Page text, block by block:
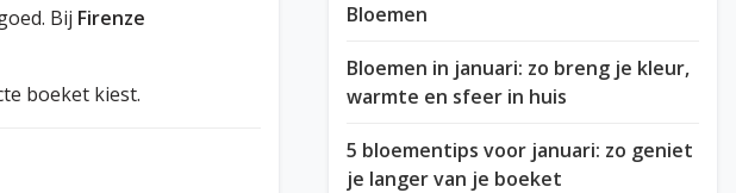
Bij Firenze
boeket kiest.
Bloemen
Bloemen in januari: zo breng je kleur,
warmte en sfeer in huis
5 bloementips voor januari: zo geniet
je langer van je boeket